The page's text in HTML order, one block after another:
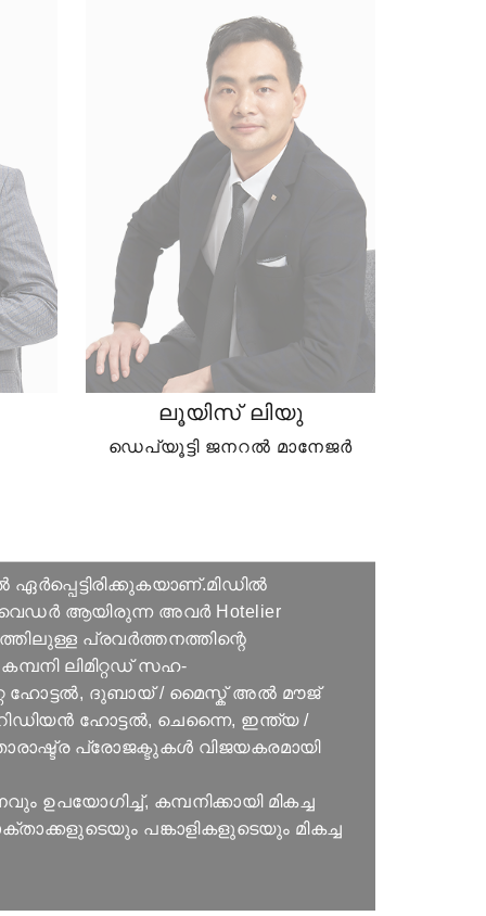
ലൂയിസ് ലിയു
ഡെപ്യൂട്ടി ജനറൽ മാനേജർ
ആയിരുന്ന അവർ Hotelier
പ്രവർത്തനത്തിന്റെ
ലിമിറ്റഡ് സഹ-
ഹോട്ടൽ, ദുബായ് / മൈസ്ക് അൽ മൗജ്
ഹോട്ടൽ, ചെന്നൈ, ഇന്ത്യ /
പ്രോജക്ടുകൾ വിജയകരമായി
കമ്പനിക്കായി മികച്ച
പങ്കാളികളുടെയും മികച്ച